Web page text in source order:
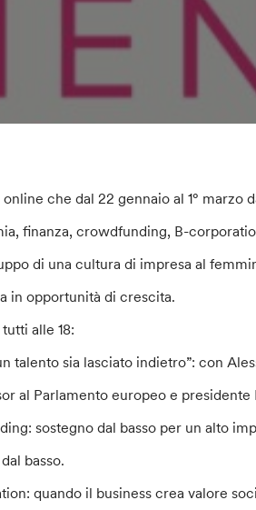
che dal 22 gennaio al 1° marzo
finanza, crowdfunding, B-
di una cultura di impresa al
in opportunità di crescita.
alle 18:
talento sia lasciato indietro”: con
al Parlamento europeo e presidente
sostegno dal basso per un alto
basso.
quando il business crea valore